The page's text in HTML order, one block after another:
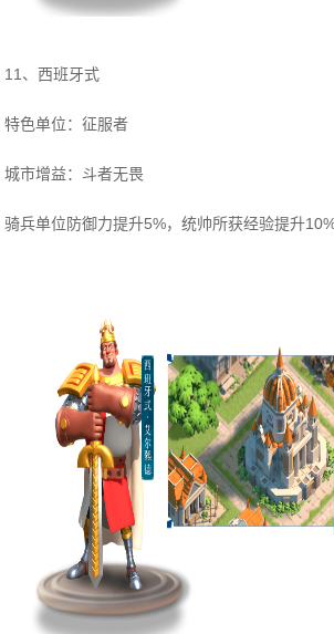
11、西班牙式
特色单位：征服者
城市增益：斗者无畏
骑兵单位防御力提升5%，统帅所获经验提升